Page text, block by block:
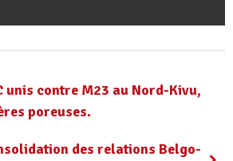
unis contre M23 au Nord-Kivu,
poreuses.
des relations Belgo-